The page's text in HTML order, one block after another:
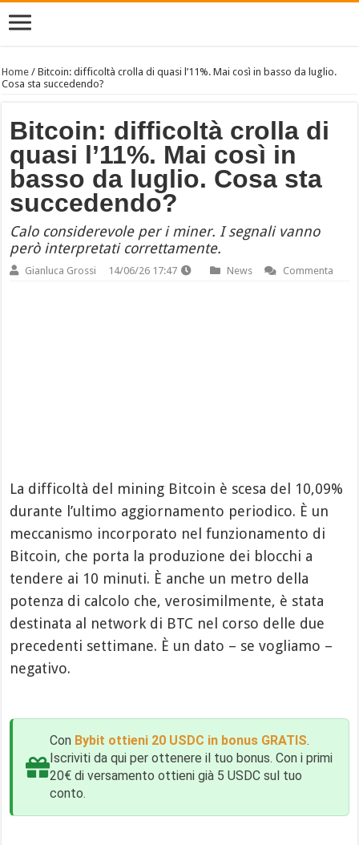
Home /Bitcoin: difficoltà crolla di quasi l’11%. Mai così in basso da luglio.
Cosa sta succedendo?
Bitcoin: difficoltà crolla di
quasi l’11%. Mai così in
basso da luglio. Cosa sta
succedendo?
Calo considerevole per i miner. I segnali vanno
però interpretati correttamente.
Gianluca Grossi 14/06/26 17:47 News Commenta
La difficoltà del mining Bitcoin è scesa del 10,09%
durante l’ultimo aggiornamento periodico. È un
meccanismo incorporato nel funzionamento di
Bitcoin, che porta la produzione dei blocchi a
tendere ai 10 minuti. È anche un metro della
potenza di calcolo che, verosimilmente, è stata
destinata al network di BTC nel corso delle due
precedenti settimane. È un dato – se vogliamo –
negativo.
Con Bybit ottieni 20 USDC in bonus GRATIS.
Iscriviti da qui per ottenere il tuo bonus. Con i primi
20€ di versamento ottieni già 5 USDC sul tuo
conto.